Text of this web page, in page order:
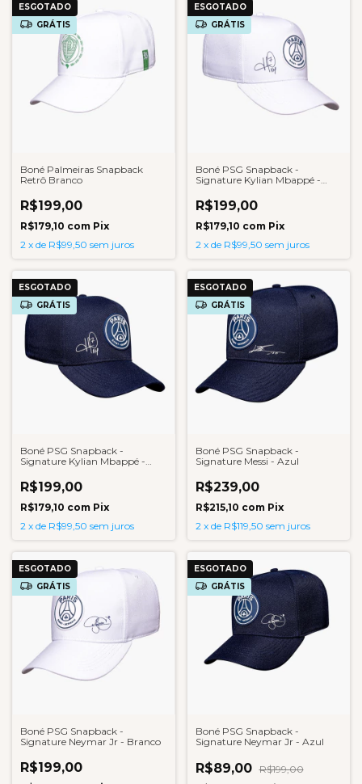
ESGOTADO
GRÁTIS
Boné Palmeiras Snapback
Retrô Branco
R$199,00
R$179,10 com Pix
2 x de R$99,50 sem juros
ESGOTADO
GRÁTIS
Boné PSG Snapback -
Signature Kylian Mbappé -
R$199,00
R$179,10 com Pix
2 x de R$99,50 sem juros
ESGOTADO
GRÁTIS
Boné PSG Snapback -
Signature Kylian Mbappé -
R$199,00
R$179,10 com Pix
2 x de R$99,50 sem juros
ESGOTADO
GRÁTIS
Boné PSG Snapback -
Signature Messi - Azul
R$239,00
R$215,10 com Pix
2 x de R$119,50 sem juros
ESGOTADO
GRÁTIS
Boné PSG Snapback -
Signature Neymar Jr - Branco
R$199,00
ESGOTADO
GRÁTIS
Boné PSG Snapback -
Signature Neymar Jr - Azul
R$89,00 R$199,00